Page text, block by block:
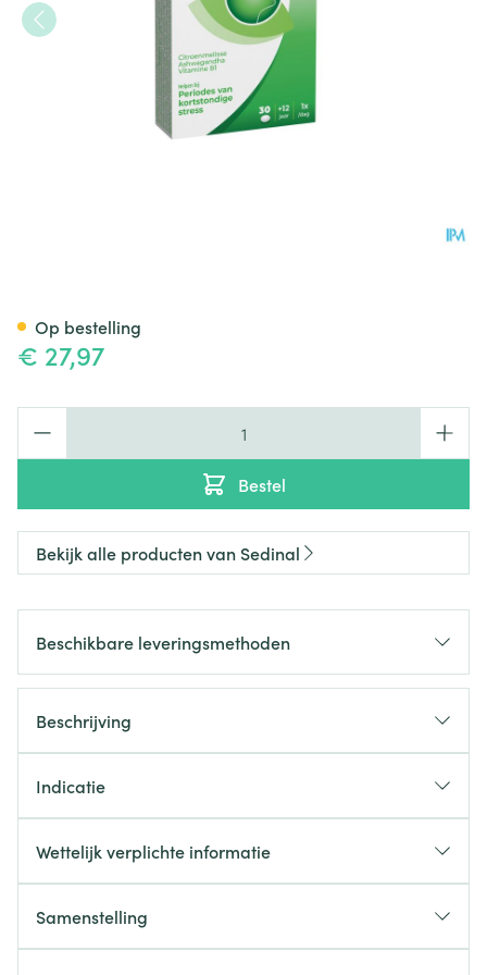
€ 27,97
Bestel
Op bestelling
Bekijk alle producten van Sedinal
Beschikbare leveringsmethoden
Beschrijving
Indicatie
Wettelijk verplichte informatie
Samenstelling